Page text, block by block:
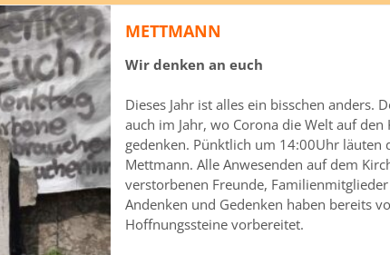
METTMANN
Wir denken an euch
Dieses Jahr ist alles ein bisschen anders.
auch im Jahr, wo Corona die Welt auf
gedenken. Pünktlich um 14:00Uhr läuten
Mettmann. Alle Anwesenden auf dem
verstorbenen Freunde,
Andenken und Gedenken haben bereits
Hoffnungssteine vorbereitet.